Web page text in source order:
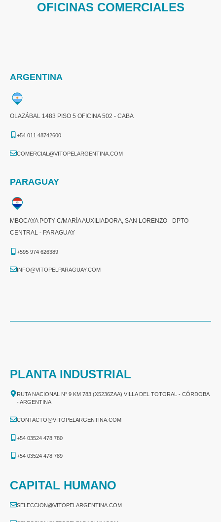
OFICINAS COMERCIALES
ARGENTINA
OLAZÁBAL 1483 PISO 5 OFICINA 502 - CABA
+54 011 48742600​
COMERCIAL@VITOPELARGENTINA.COM​
PARAGUAY
MBOCAYA POTY C/MARÍA AUXILIADORA, SAN LORENZO - DPTO
CENTRAL - PARAGUAY
+595 974 626389
INFO@VITOPELPARAGUAY.COM
PLANTA INDUSTRIAL
RUTA NACIONAL N° 9 KM 783 (X5236ZAA) VILLA DEL TOTORAL - CÓRDOBA
- ARGENTINA
CONTACTO@VITOPELARGENTINA.COM
+54 03524 478 780​
+54 03524 478 789​
CAPITAL HUMANO
SELECCION@VITOPELARGENTINA.COM